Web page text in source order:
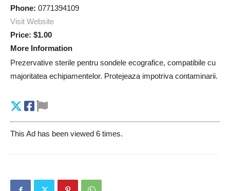
Phone: 0771394109
Visit Website
Price: $1.00
More Information
Prezervative sterile pentru sondele ecografice, compatibile cu
majoritatea echipamentelor. Protejeaza impotriva contaminarii.
This Ad has been viewed 6 times.